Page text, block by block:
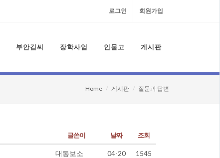
로그인 회원가입
부안김씨 장학사업 인물고 게시판
Home 게시판 질문과 답변
글쓴이 날짜 조회
대동보소 04-20
1545